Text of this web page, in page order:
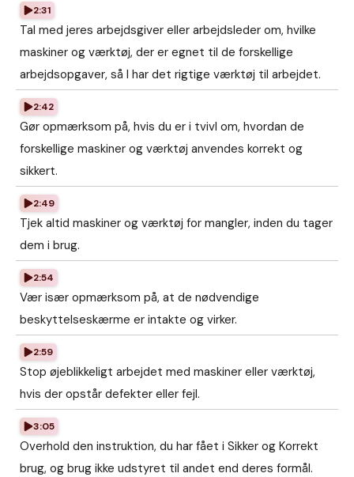
2:31
Tal med jeres arbejdsgiver eller arbejdsleder om, hvilke
maskiner og værktøj, der er egnet til de forskellige
arbejdsopgaver, så I har det rigtige værktøj til arbejdet.
2:42
Gør opmærksom på, hvis du er i tvivl om, hvordan de
forskellige maskiner og værktøj anvendes korrekt og
sikkert.
2:49
Tjek altid maskiner og værktøj for mangler, inden du tager
dem i brug.
2:54
Vær især opmærksom på, at de nødvendige
beskyttelseskærme er intakte og virker.
2:59
Stop øjeblikkeligt arbejdet med maskiner eller værktøj,
hvis der opstår defekter eller fejl.
3:05
Overhold den instruktion, du har fået i Sikker og Korrekt
brug, og brug ikke udstyret til andet end deres formål.